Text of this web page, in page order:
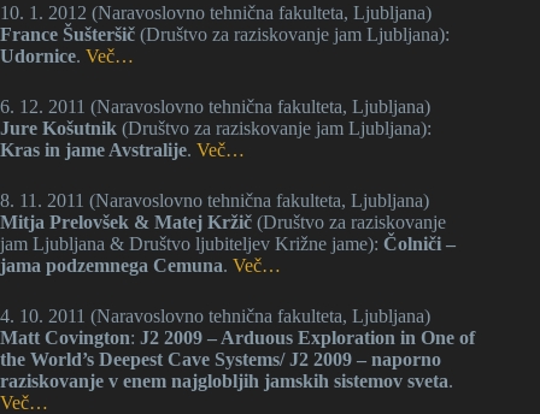
10. 1. 2012 (Naravoslovno tehnična fakulteta, Ljubljana)
France Šušteršič (Društvo za raziskovanje jam Ljubljana):
Udornice. Več…
6. 12. 2011 (Naravoslovno tehnična fakulteta, Ljubljana)
Jure Košutnik (Društvo za raziskovanje jam Ljubljana):
Kras in jame Avstralije. Več…
8. 11. 2011 (Naravoslovno tehnična fakulteta, Ljubljana)
Mitja Prelovšek & Matej Kržič (Društvo za raziskovanje
jam Ljubljana & Društvo ljubiteljev Križne jame): Čolniči –
jama podzemnega Cemuna. Več…
4. 10. 2011 (Naravoslovno tehnična fakulteta, Ljubljana)
Matt Covington: J2 2009 – Arduous Exploration in One of
the World’s Deepest Cave Systems/ J2 2009 – naporno
raziskovanje v enem najglobljih jamskih sistemov sveta.
Več…